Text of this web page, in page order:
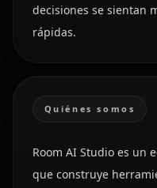
decisiones se sientan
rápidas.
Quiénes somos
Room AI Studio es un
que construye